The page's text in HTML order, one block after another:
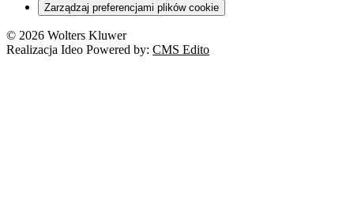
Zarządzaj preferencjami plików cookie
© 2026 Wolters Kluwer
Realizacja Ideo Powered by: CMS Edito